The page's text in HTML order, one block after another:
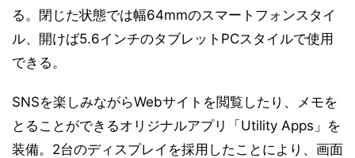
る。閉じた状態では幅64mmのスマートフォンスタイ
ル、開けば5.6インチのタブレットPCスタイルで使用
できる。
SNSを楽しみながらWebサイトを閲覧したり、メモを
とることができるオリジナルアプリ「Utility Apps」を
装備。2台のディスプレイを採用したことにより、画面